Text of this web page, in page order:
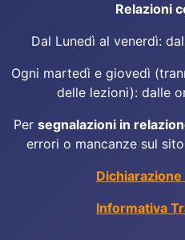
Relazioni
Dal Lunedì al venerdì:
Ogni martedì e giovedì
delle lezioni): dalle
Per segnalazioni in
errori o mancanze sul
Informativa